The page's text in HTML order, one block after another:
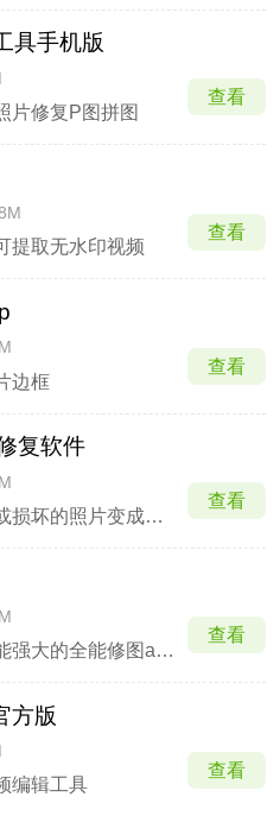
具手机版
片修复P图拼图
查看
提取无水印视频
查看
边框
查看
复软件
将旧的、糊的或损坏的照片变成高清照片
查看
操作简单、功能强大的全能修图app
查看
方版
编辑工具
查看